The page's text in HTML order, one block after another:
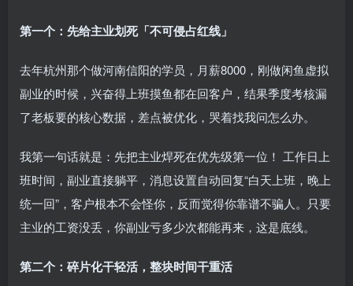
第一个：先给主业划死「不可侵占红线」
去年杭州那个做河南信阳的学员，月薪8000，刚做闲鱼虚拟
副业的时候，兴奋得上班摸鱼都在回客户，结果季度考核漏
了老板要的核心数据，差点被优化，哭着找我问怎么办。
我第一句话就是：先把主业焊死在优先级第一位！ 工作日上
班时间，副业直接躺平，消息设置自动回复“白天上班，晚上
统一回”，客户根本不会怪你，反而觉得你靠谱不骗人。只要
主业的工资没丢，你副业亏多少次都能再来，这是底线。
第二个：碎片化干轻活，整块时间干重活